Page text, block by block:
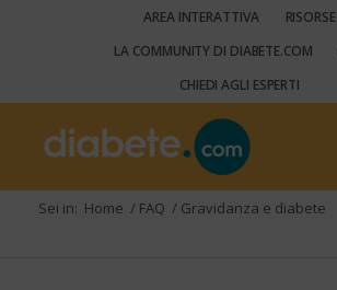
AREA INTERATTIVA
RISORSE
LA COMMUNITY DI DIABETE.COM
CHIEDI AGLI ESPERTI
Sei in: Home / FAQ / Gravidanza e diabete